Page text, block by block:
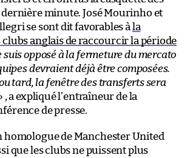
minute. José Mourinho et
se sont dit favorables à la
anglais de raccourcir la période
suis opposé à la fermeture du mercato
devraient déjà être composées.
ou tard, la fenêtre des transferts sera
, a expliqué l’entraîneur de la
de presse.
homologue de Manchester United
que les clubs ne puissent plus